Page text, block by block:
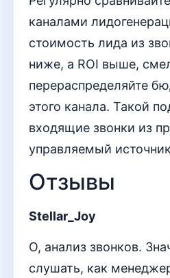
каналами
стоимость лида из
ниже, а ROI выше,
перераспределяйте
этого канала. Такой
входящие звонки из
управляемый
Отзывы
Stellar_Joy
О, анализ звонков.
слушать, как